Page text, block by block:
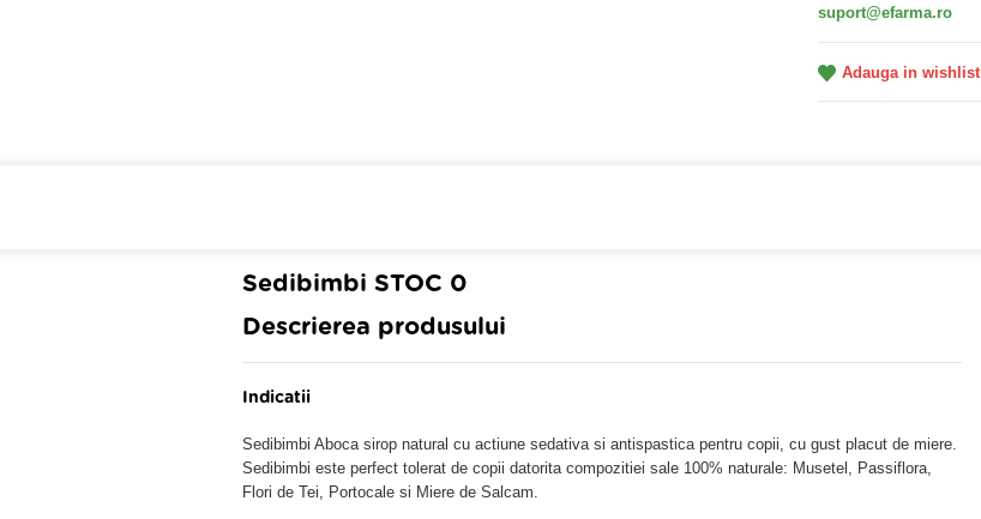
suport@efarma.ro
Adauga in wishlist
Sedibimbi STOC 0
Descrierea produsului
Indicatii
Sedibimbi Aboca sirop natural cu actiune sedativa si antispastica pentru copii, cu gust placut de miere.
Sedibimbi este perfect tolerat de copii datorita compozitiei sale 100% naturale: Musetel, Passiflora,
Flori de Tei, Portocale si Miere de Salcam.